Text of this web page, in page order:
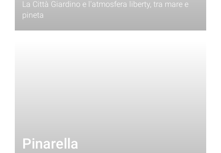
La Città Giardino e l'atmosfera liberty, tra mare e
pineta
Pinarella